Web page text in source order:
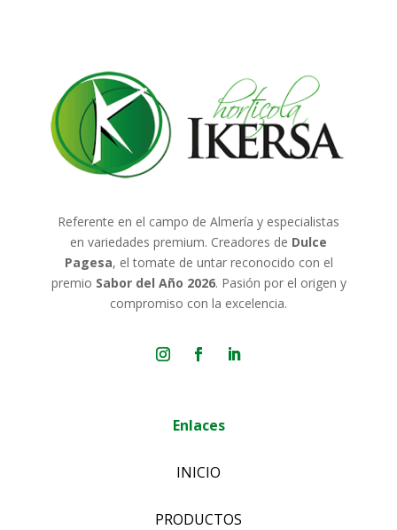
Referente en el campo de Almería y especialistas
en variedades premium. Creadores de Dulce
Pagesa, el tomate de untar reconocido con el
premio Sabor del Año 2026. Pasión por el origen y
compromiso con la excelencia.
Enlaces
INICIO
PRODUCTOS